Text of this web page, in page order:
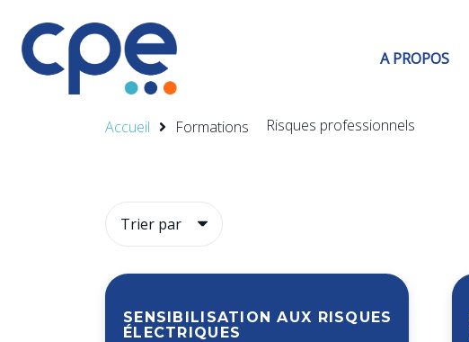
A PROPOS
Accueil Formations Risques professionnels
SENSIBILISATION AUX RISQUES
ÉLECTRIQUES